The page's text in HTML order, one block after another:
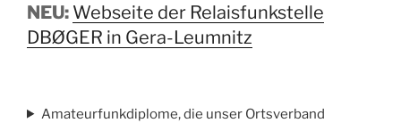
NEU: Webseite der Relaisfunkstelle
DBØGER in Gera-Leumnitz
Amateurfunkdiplome, die unser Ortsverband